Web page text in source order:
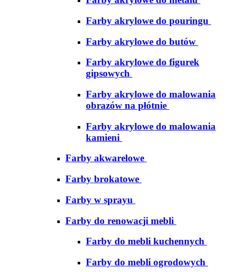
Farby akrylowe do pouringu
Farby akrylowe do butów
Farby akrylowe do figurek
gipsowych
Farby akrylowe do malowania
obrazów na płótnie
Farby akrylowe do malowania
kamieni
Farby akwarelowe
Farby brokatowe
Farby w sprayu
Farby do renowacji mebli
Farby do mebli kuchennych
Farby do mebli ogrodowych